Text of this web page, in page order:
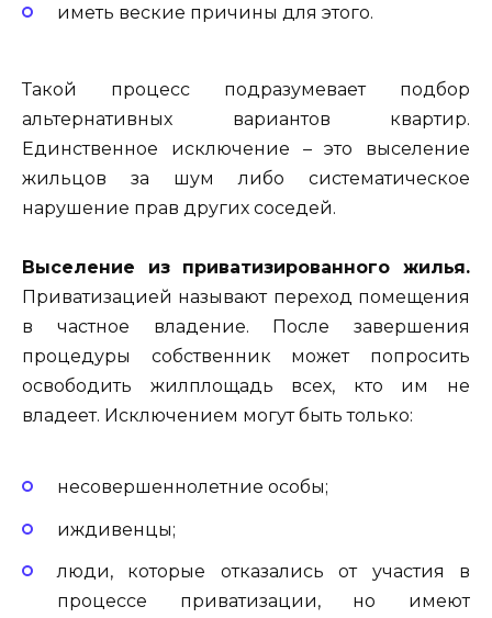
иметь веские причины для этого.
Такой процесс подразумевает подбор
альтернативных вариантов квартир.
Единственное исключение – это выселение
жильцов за шум либо систематическое
нарушение прав других соседей.
Выселение из приватизированного жилья.
Приватизацией называют переход помещения
в частное владение. После завершения
процедуры собственник может попросить
освободить жилплощадь всех, кто им не
владеет. Исключением могут быть только:
несовершеннолетние особы;
иждивенцы;
люди, которые отказались от участия в
процессе приватизации, но имеют